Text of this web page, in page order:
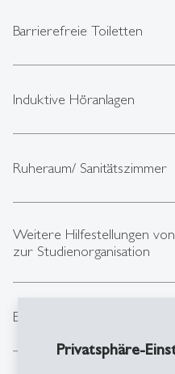
Privatsphäre-
Barrierefreie Toiletten
Induktive Höranlagen
Ruheraum/ Sanitätszimmer
Weitere Hilfestellungen
zur Studienorganisation
Externe Angebote